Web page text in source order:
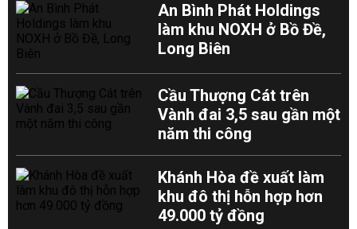
An Bình Phát Holdings
làm khu NOXH ở Bồ Đề,
Long Biên
Cầu Thượng Cát trên
Vành đai 3,5 sau gần một
năm thi công
Khánh Hòa đề xuất làm
khu đô thị hỗn hợp hơn
49.000 tỷ đồng